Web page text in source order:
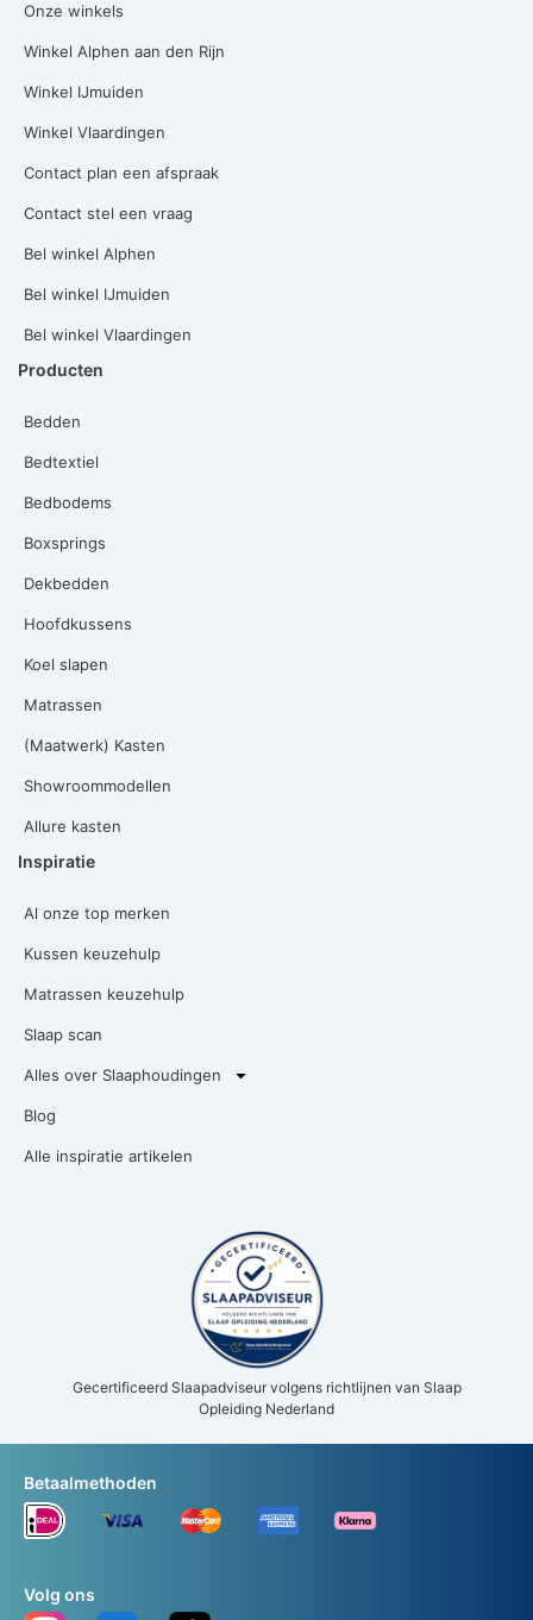
Onze winkels
Winkel Alphen aan den Rijn
Winkel IJmuiden
Winkel Vlaardingen
Contact plan een afspraak
Contact stel een vraag
Bel winkel Alphen
Bel winkel IJmuiden
Bel winkel Vlaardingen
Producten
Bedden
Bedtextiel
Bedbodems
Boxsprings
Dekbedden
Hoofdkussens
Koel slapen
Matrassen
(Maatwerk) Kasten
Showroommodellen
Allure kasten
Inspiratie
Al onze top merken
Kussen keuzehulp
Matrassen keuzehulp
Slaap scan
Alles over Slaaphoudingen
Blog
Alle inspiratie artikelen
Gecertificeerd Slaapadviseur volgens richtlijnen van Slaap
Opleiding Nederland
Volg ons
Betaalmethoden